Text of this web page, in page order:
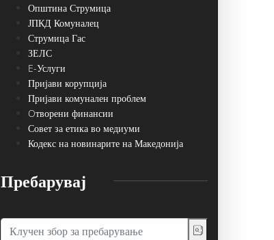
Општина Струмица
ЈПКД Комуналец
Струмица Гас
ЗЕЛС
E-Услуги
Пријави корупција
Пријави комунален проблем
Oтворени финансии
Совет за етика во медиуми
Кодекс на новинарите на Македонија
Пребарувај